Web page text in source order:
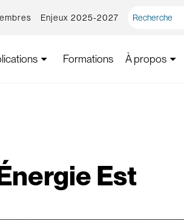
Enjeux 2025-2027
rapide
Formations À propos
Est